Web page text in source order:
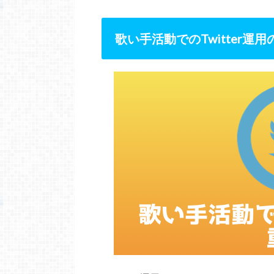
歌い手活動でのTwitter運用